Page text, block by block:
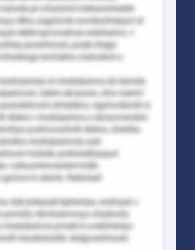
pri otsutstvii mehanicheskih
dlinu zagotovki osvobozhdayut ot
elektroprovodnoe veshtestvo, v
poverhnosti, posle chego
kontakta s katodom s
ot modulyatora do katoda
takim obrazom, chto tsentri
shtabikov, izgotovlennih iz
diskov i modulyatora s obrazovaniem
yustirovochnih diskov, zhestko
modulyatorniy uzel
tsokole, podsoedinyayut
i vakuumirovaniem kolbi.
k rabote. Rabotaet
kak pokazali ispitaniya, sostoyat v
povisity vibratsionnuyu stoykosty
privelo k uvelicheniyu
harakteristik i dolgovechnosti